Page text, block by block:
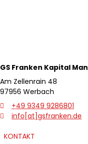
GS Franken Kapital
Am Zellenrain 48
97956 Werbach
+49 9349 9286801
info[at]gsfranken.de
KONTAKT
zurück